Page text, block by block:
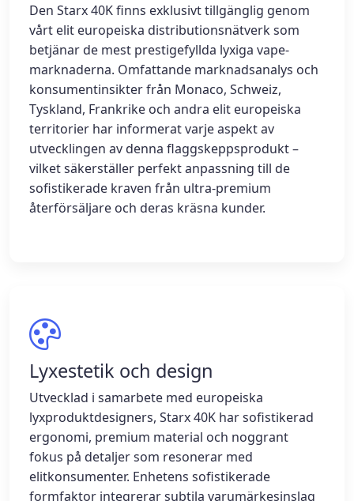
Den Starx 40K finns exklusivt tillgänglig genom
vårt elit europeiska distributionsnätverk som
betjänar de mest prestigefyllda lyxiga vape-
marknaderna. Omfattande marknadsanalys och
konsumentinsikter från Monaco, Schweiz,
Tyskland, Frankrike och andra elit europeiska
territorier har informerat varje aspekt av
utvecklingen av denna flaggskeppsprodukt –
vilket säkerställer perfekt anpassning till de
sofistikerade kraven från ultra-premium
återförsäljare och deras kräsna kunder.
Lyxestetik och design
Utvecklad i samarbete med europeiska
lyxproduktdesigners, Starx 40K har sofistikerad
ergonomi, premium material och noggrant
fokus på detaljer som resonerar med
elitkonsumenter. Enhetens sofistikerade
formfaktor integrerar subtila varumärkesinslag